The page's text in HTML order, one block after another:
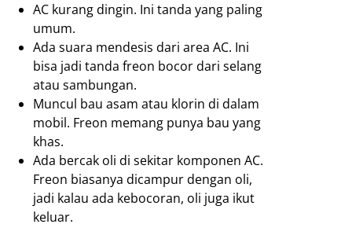
AC kurang dingin. Ini tanda yang paling
umum.
Ada suara mendesis dari area AC. Ini
bisa jadi tanda freon bocor dari selang
atau sambungan.
Muncul bau asam atau klorin di dalam
mobil. Freon memang punya bau yang
khas.
Ada bercak oli di sekitar komponen AC.
Freon biasanya dicampur dengan oli,
jadi kalau ada kebocoran, oli juga ikut
keluar.